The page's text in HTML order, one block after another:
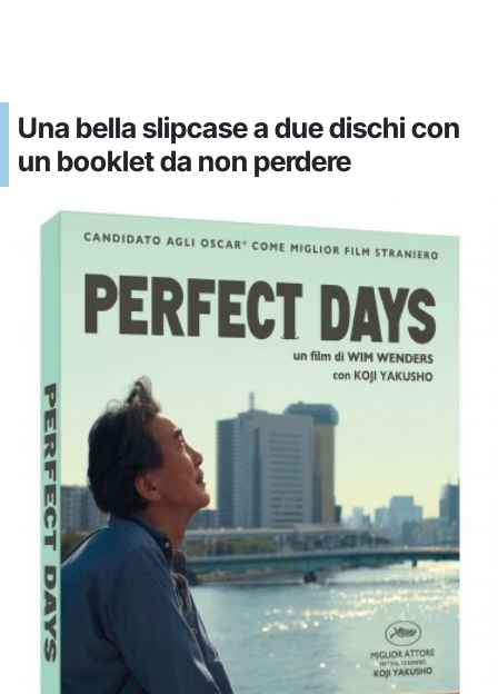
Una bella slipcase a due dischi con
un booklet da non perdere